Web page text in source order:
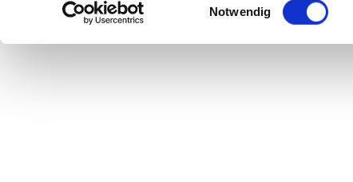
Ihr Gerät durch
Erfahren Sie mehr
Präferenzen im
Notwendig